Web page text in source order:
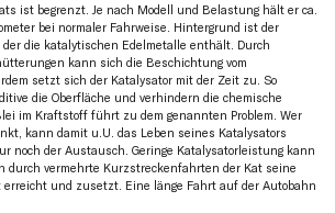
ist begrenzt. Je nach Modell und Belastung hält er ca.
bei normaler Fahrweise. Hintergrund ist der
der die katalytischen Edelmetalle enthält. Durch
kann sich die Beschichtung vom
setzt sich der Katalysator mit der Zeit zu. So
die Oberfläche und verhindern die chemische
im Kraftstoff führt zu dem genannten Problem. Wer
kann damit u.U. das Leben seines Katalysators
noch der Austausch. Geringe Katalysatorleistung kann
durch vermehrte Kurzstreckenfahrten der Kat seine
und zusetzt. Eine länge Fahrt auf der Autobahn